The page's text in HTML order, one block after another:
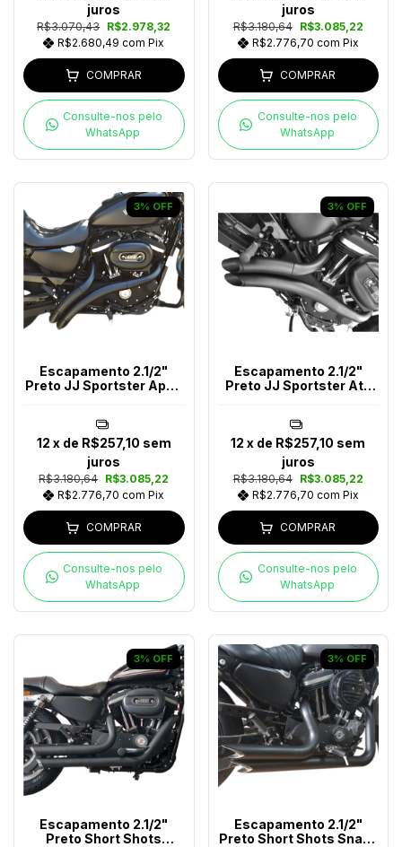
R$3.070,43 R$2.978,32
R$2.680,49com Pix
juros
COMPRAR
Consulte-nos pelo
WhatsApp
R$3.180,64
R$3.085,22
R$2.776,70 com Pix
juros
COMPRAR
Consulte-nos pelo
WhatsApp
3% OFF
Escapamento 2.1/2"
Preto JJ Sportster Após
R$3.180,64 R$3.085,22
R$2.776,70com Pix
12 x de R$257,10 sem
juros
COMPRAR
Consulte-nos pelo
WhatsApp
3% OFF
Escapamento 2.1/2"
Preto JJ Sportster Até
R$3.180,64
R$3.085,22
R$2.776,70 com Pix
12 x de R$257,10 sem
juros
COMPRAR
Consulte-nos pelo
WhatsApp
3% OFF
Escapamento 2.1/2"
Preto Short Shots
3% OFF
Escapamento 2.1/2"
Preto Short Shots Snake